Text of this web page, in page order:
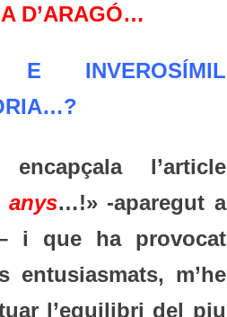
D’ARAGÓ…
INVEROSÍMIL
l’article
anys…!» -aparegut a
i que ha provocat
entusiasmats, m’he
l’equilibri del piu